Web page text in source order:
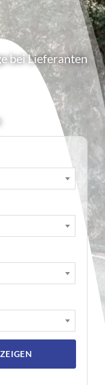
bei Lieferanten